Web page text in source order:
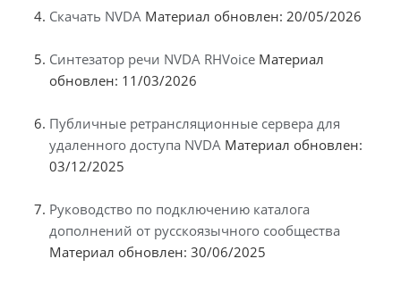
Скачать NVDA Материал обновлен: 20/05/2026
Синтезатор речи NVDA RHVoice Материал
обновлен: 11/03/2026
Публичные ретрансляционные сервера для
удаленного доступа NVDA Материал обновлен:
03/12/2025
Руководство по подключению каталога
дополнений от русскоязычного сообщества
Материал обновлен: 30/06/2025